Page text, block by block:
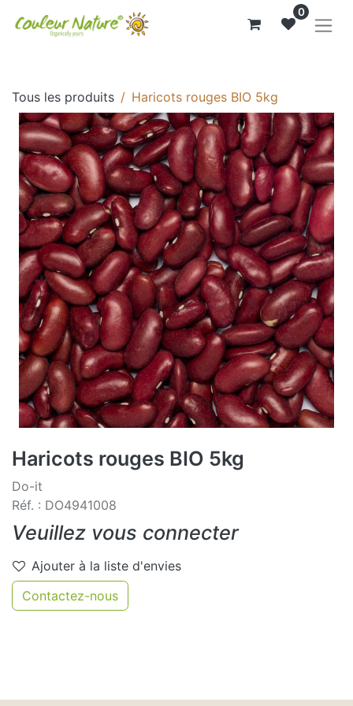
0
Tous les produits Haricots rouges BIO 5kg
Haricots rouges BIO 5kg
Do-it
Réf. : DO4941008
Veuillez vous connecter
Ajouter à la liste d'envies
Contactez-nous